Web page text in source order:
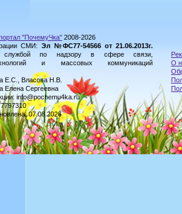
"ПочемуЧка" 2008-2026
СМИ: Эл №ФС77-54566 от 21.06.2013г.
службой по надзору в сфере связи,
и массовых коммуникаций
Е.С., Власова Н.В.
Елена Сергеевна
info@pochemu4ka.ru
07.08.2026
О